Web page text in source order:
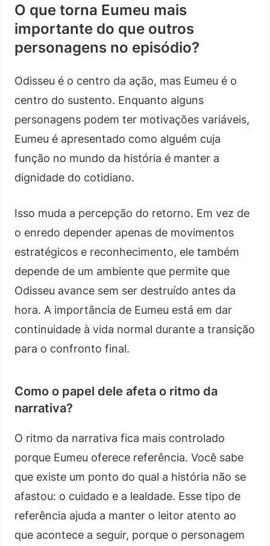
O que torna Eumeu mais
importante do que outros
personagens no episódio?
Odisseu é o centro da ação, mas Eumeu é o
centro do sustento. Enquanto alguns
personagens podem ter motivações variáveis,
Eumeu é apresentado como alguém cuja
função no mundo da história é manter a
dignidade do cotidiano.
Isso muda a percepção do retorno. Em vez de
o enredo depender apenas de movimentos
estratégicos e reconhecimento, ele também
depende de um ambiente que permite que
Odisseu avance sem ser destruído antes da
hora. A importância de Eumeu está em dar
continuidade à vida normal durante a transição
para o confronto final.
Como o papel dele afeta o ritmo da
narrativa?
O ritmo da narrativa fica mais controlado
porque Eumeu oferece referência. Você sabe
que existe um ponto do qual a história não se
afastou: o cuidado e a lealdade. Esse tipo de
referência ajuda a manter o leitor atento ao
que acontece a seguir, porque o personagem